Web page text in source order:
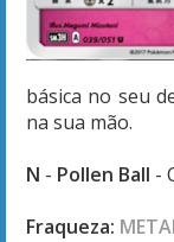
básica no seu
na sua mão.
N - Pollen Ball -
Fraqueza: